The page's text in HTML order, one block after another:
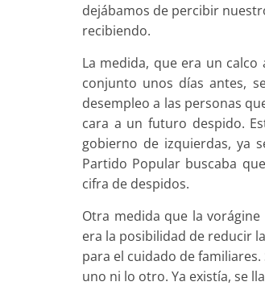
dejábamos de percibir
recibiendo.
La medida, que era un
conjunto unos días antes,
desempleo a las personas
cara a un futuro despido.
gobierno de izquierdas, ya
Partido Popular buscaba
cifra de despidos.
Otra medida que la
era la posibilidad de reducir
para el cuidado de
uno ni lo otro. Ya existía, se